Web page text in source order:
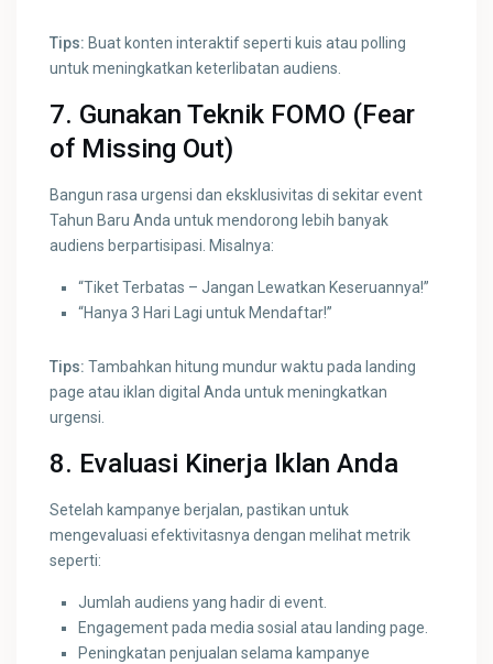
Tips: Buat konten interaktif seperti kuis atau polling
untuk meningkatkan keterlibatan audiens.
7. Gunakan Teknik FOMO (Fear
of Missing Out)
Bangun rasa urgensi dan eksklusivitas di sekitar event
Tahun Baru Anda untuk mendorong lebih banyak
audiens berpartisipasi. Misalnya:
“Tiket Terbatas – Jangan Lewatkan Keseruannya!”
“Hanya 3 Hari Lagi untuk Mendaftar!”
Tips: Tambahkan hitung mundur waktu pada landing
page atau iklan digital Anda untuk meningkatkan
urgensi.
8. Evaluasi Kinerja Iklan Anda
Setelah kampanye berjalan, pastikan untuk
mengevaluasi efektivitasnya dengan melihat metrik
seperti:
Jumlah audiens yang hadir di event.
Engagement pada media sosial atau landing page.
Peningkatan penjualan selama kampanye